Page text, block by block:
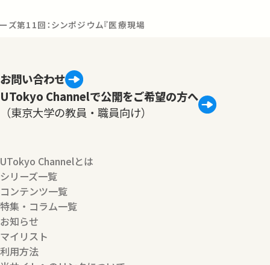
第11回：シンポジウム『医療現場で本当に価値あるAIを作るため
お問い合わせ
UTokyo Channelで公開をご希望の方へ
（東京大学の教員・職員向け）
UTokyo Channelとは
シリーズ一覧
コンテンツ一覧
特集・コラム一覧
お知らせ
マイリスト
利用方法